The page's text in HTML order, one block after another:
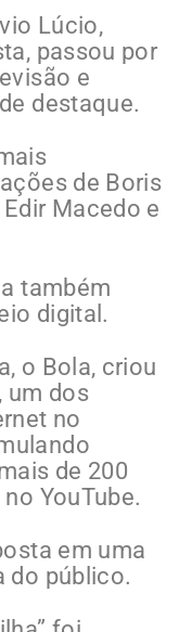
Lúcio,
passou por
e
destaque.
de Boris
Macedo e
também
digital.
o Bola, criou
um dos
no
de 200
YouTube.
em uma
do público.